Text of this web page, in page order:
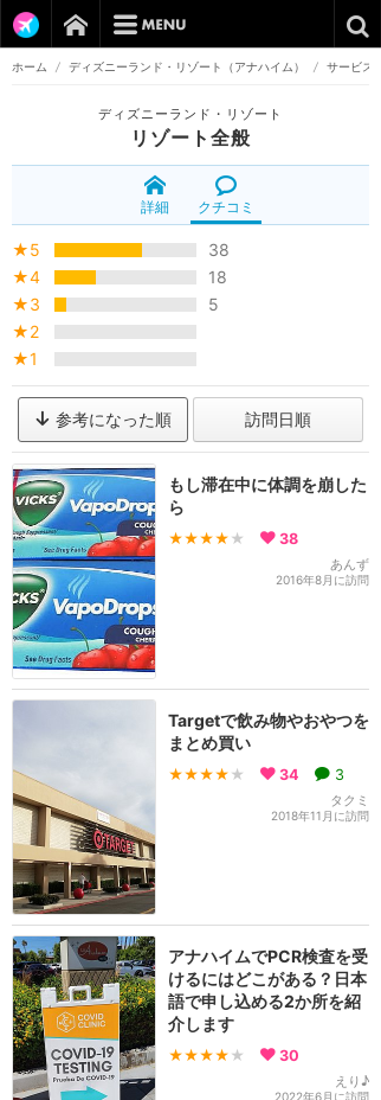
ホーム / ディズニーランド・リゾート（アナハイム） / サービス
ディズニーランド・リゾート
リゾート全般
詳細 クチコミ
★5
38
★4
18
★3
5
★2
★1
参考になった順 訪問日順
もし滞在中に体調を崩した
ら
★★★★ ★ 38
あんず
2016年8月に訪問
Targetで飲み物やおやつを
まとめ買い
★★★★ ★ 34 3
タクミ
2018年11月に訪問
アナハイムでPCR検査を受
けるにはどこがある？日本
語で申し込める2か所を紹
介します
★★★★ ★ 30
えり♪
2022年6月に訪問